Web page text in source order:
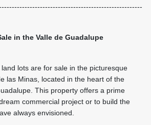
in the Valle de Guadalupe
lots are for sale in the picturesque
las Minas, located in the heart of the
This property offers a prime
commercial project or to build the
always envisioned.